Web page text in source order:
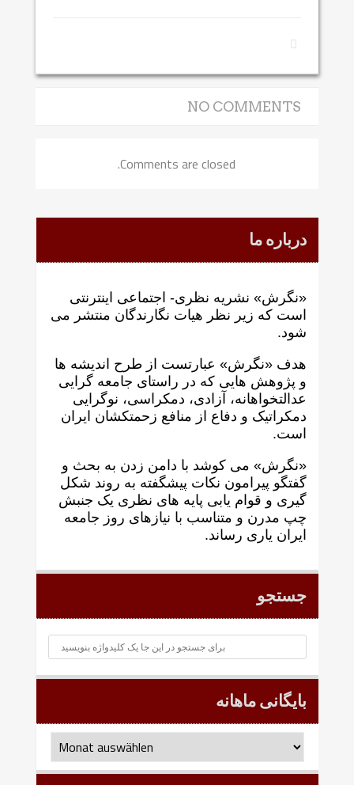
NO COMMENTS
Comments are closed.
درباره ما
«نگرش» نشریه نظری- اجتماعی اینترنتی
است که زير نظر هيات نگارندگان منتشر می
شود.
هدف «نگرش» عبارتست از طرح انديشه ها
و پژوهش هايی که در راستای جامعه گرايی
عدالتخواهانه، آزادی، دمکراسی، نوگرايی
دمکراتيک و دفاع از منافع زحمتکشان ايران
است.
«نگرش» می کوشد با دامن زدن به بحث و
گفتگو پيرامون نکات پیشگفته به روند شکل
گيری و قوام يابی پايه های نظری يک جنبش
چپ مدرن و متناسب با نيازهای روز جامعه
ايران ياری رساند.
جستجو
بایگانی ماهانه
بایگانی
ماهانه